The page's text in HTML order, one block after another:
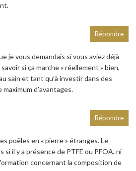
je vous demandais si vous aviez déjà
si ça marche « réellement » bien,
sain et tant qu’à investir dans des
d’avantages.
Répondre
poêles en « pierre » étranges. Le
si il y a présence de PTFE ou PFOA, ni
concernant la composition de
Répondre